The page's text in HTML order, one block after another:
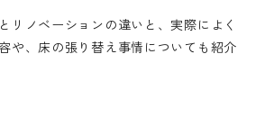
リノベーションの違いと、実際によく
や、床の張り替え事情についても紹介